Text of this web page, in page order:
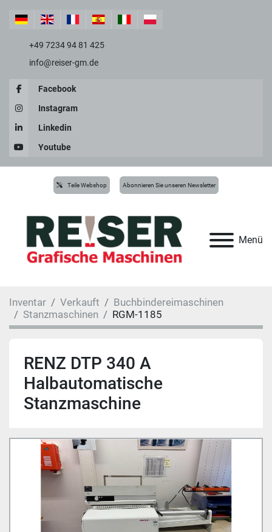
+49 7234 94 81 425
info@reiser-gm.de
Facebook
Instagram
Linkedin
Youtube
Menü
Teile Webshop Abonnieren Sie unseren Newsletter
Inventar Verkauft
Buchbindereimaschinen
Stanzmaschinen
RGM-1185
RENZ DTP 340 A
Halbautomatische
Stanzmaschine